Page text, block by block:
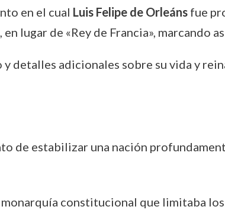
en el cual Luis Felipe de Orleánsfue
, en lugar de «Rey de Francia», marcando
detalles adicionales sobre su vida y
de estabilizar una nación
constitucional que limitaba